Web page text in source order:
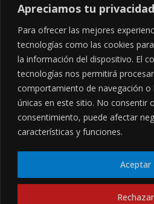
Apreciamos tu privacidad
Para ofrecer las mejores
tecnologías como las cookies
la información del dispositivo. El
tecnologías nos permitirá
comportamiento de navegación o
únicas en este sitio. No consentir
consentimiento, puede afectar
características y funciones.
Rechazar
Aceptar
CONTÁCTANOS
Cl. 34 Sur #52-02, Alcala, Bogotá
+57 3046569705